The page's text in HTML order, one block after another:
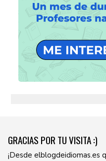
GRACIAS POR TU VISITA :)
¡Desde elblogdeidiomas.es